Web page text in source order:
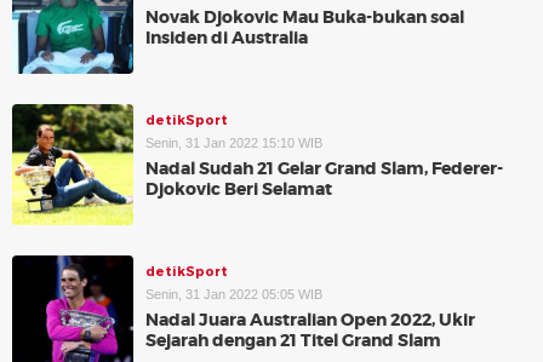
Novak Djokovic Mau Buka-bukan soal
Insiden di Australia
detikSport
Senin, 31 Jan 2022 15:10 WIB
Nadal Sudah 21 Gelar Grand Slam, Federer-
Djokovic Beri Selamat
detikSport
Senin, 31 Jan 2022 05:05 WIB
Nadal Juara Australian Open 2022, Ukir
Sejarah dengan 21 Titel Grand Slam